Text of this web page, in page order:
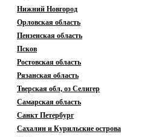
Нижний Новгород
Орловская область
Пензенская область
Псков
Ростовская область
Рязанская область
Тверская обл, оз Селигер
Самарская область
Санкт Петербург
Сахалин и Курильские острова